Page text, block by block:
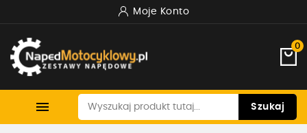
Moje Konto
0
 Szukaj